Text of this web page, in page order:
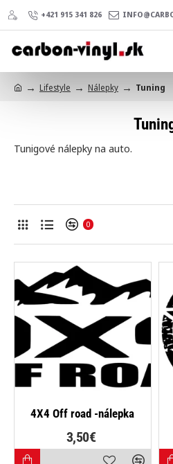
+421 915 341 826
Lifestyle Nálepky Tuning
Tunigové nálepky na auto.
0
4X4 Off road -nálepka
3,50€